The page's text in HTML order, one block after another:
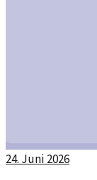
24. Juni 2026